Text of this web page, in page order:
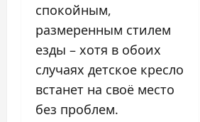
спокойным,
размеренным стилем
езды – хотя в обоих
случаях детское кресло
встанет на своё место
без проблем.